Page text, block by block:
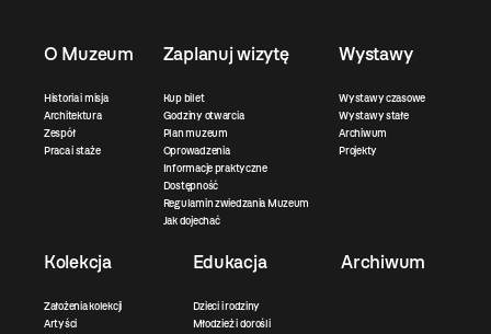
O Muzeum
Historia i misja
Architektura
Zespół
Praca i staże
Zaplanuj wizytę
Kup bilet
Godziny otwarcia
Plan muzeum
Oprowadzenia
Informacje praktyczne
Dostępność
Regulamin zwiedzania Muzeum
Jak dojechać
Wystawy
Wystawy czasowe
Wystawy stałe
Archiwum
Projekty
Kolekcja
Założenia kolekcji
Artyści
Edukacja
Dzieci i rodziny
Młodzież i dorośli
Archiwum